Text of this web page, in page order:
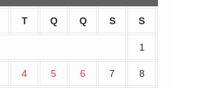
T Q Q S S
1
4 5 6 7 8